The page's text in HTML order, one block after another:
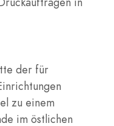
der für
zu einem
im östlichen